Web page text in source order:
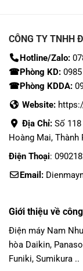
CÔNG TY TNHH
Hotline/Zalo:
☎Phòng KD:
☎Phòng KDDA:
Website:
Địa Chỉ: Số
Hoàng Mai,
Điện Thoại:
Email:
Giới thiệu về
Điện máy Nam
hòa Daikin,
Funiki, Sumikura ..